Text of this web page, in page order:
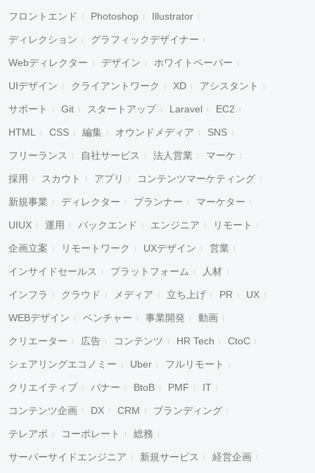
フロントエンド Photoshop Illustrator
ディレクション グラフィックデザイナー
Webディレクター デザイン ホワイトペーパー
UIデザイン クライアントワーク XD アシスタント
サポート Git スタートアップ Laravel EC2
HTML CSS 編集 オウンドメディア SNS
フリーランス 自社サービス 法人営業 マーケ
採用 スカウト アプリ コンテンツマーケティング
新規事業 ディレクター プランナー マーケター
UIUX 運用 バックエンド エンジニア リモート
企画立案 リモートワーク UXデザイン 営業
インサイドセールス プラットフォーム 人材
インフラ クラウド メディア 立ち上げ PR UX
WEBデザイン ベンチャー 事業開発 動画
クリエーター 広告 コンテンツ HR Tech CtoC
シェアリングエコノミー Uber フルリモート
クリエイティブ バナー BtoB PMF IT
コンテンツ企画 DX CRM ブランディング
テレアポ コーポレート 総務
サーバーサイドエンジニア 新規サービス 経営企画